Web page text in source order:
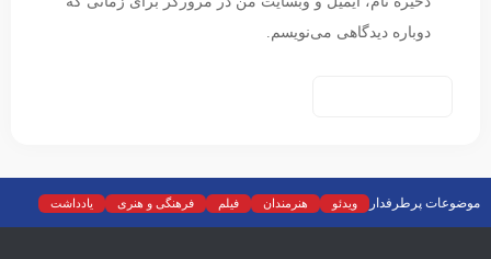
دوباره دیدگاهی می‌نویسم.
موضوعات پرطرفدار ویدئو هنرمندان فیلم فرهنگی و هنری
یادداشت
نمایش خانگی
نقد موسیقی سینما رادیو و تلویزیون تجسمی
تئاتر